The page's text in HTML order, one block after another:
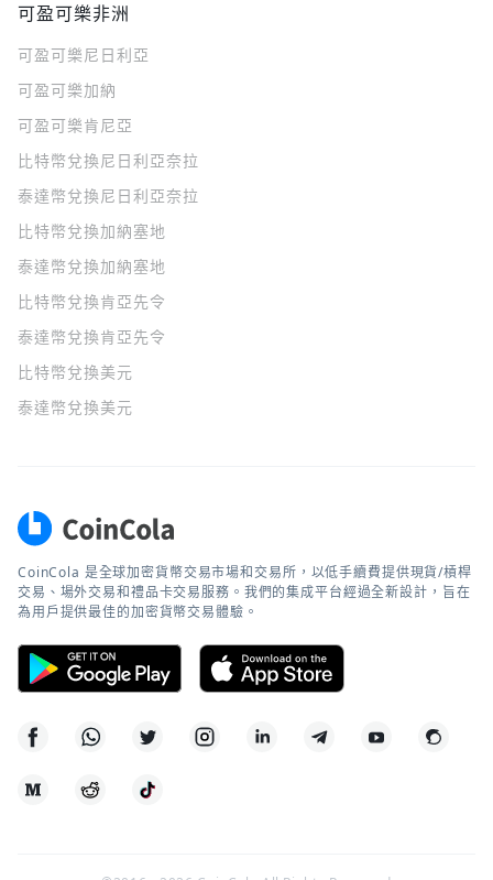
可盈可樂非洲
可盈可樂 尼日利亞
可盈可樂加納
可盈可樂肯尼亞
比特幣兌換尼日利亞奈拉
泰達幣兌換尼日利亞奈拉
比特幣兌換加納塞地
泰達幣兌換加納塞地
比特幣兌換肯亞先令
泰達幣兌換肯亞先令
比特幣兌換美元
泰達幣兌換美元
CoinCola 是全球加密貨幣交易市場和交易所，以低手續費提供現貨/槓桿
交易、場外交易和禮品卡交易服務。我們的集成平台經過全新設計，旨在
為用戶提供最佳的加密貨幣交易體驗。